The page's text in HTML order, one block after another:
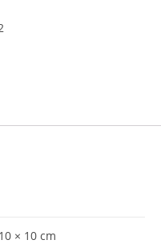
× 10 cm